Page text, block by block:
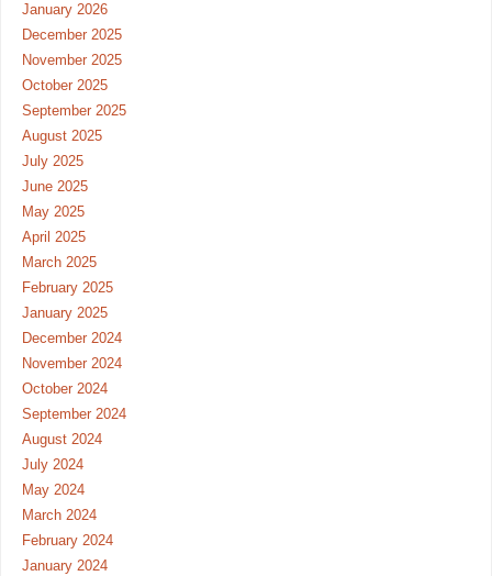
January 2026
December 2025
November 2025
October 2025
September 2025
August 2025
July 2025
June 2025
May 2025
April 2025
March 2025
February 2025
January 2025
December 2024
November 2024
October 2024
September 2024
August 2024
July 2024
May 2024
March 2024
February 2024
January 2024